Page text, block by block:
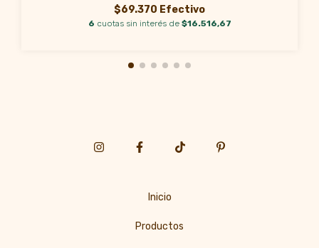
$69.370 Efectivo
6 cuotas sin interés de $16.516,67
Inicio
Productos